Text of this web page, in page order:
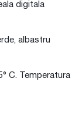
digitala
albastru
C. Temperatura